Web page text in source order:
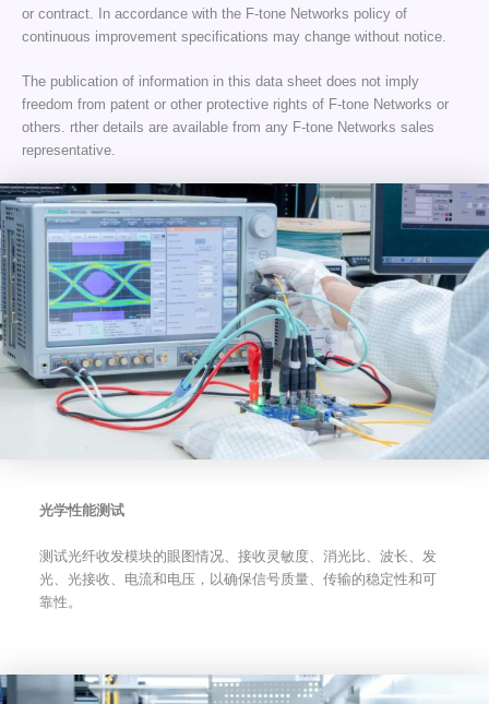
or contract. In accordance with the F-tone Networks policy of
continuous improvement specifications may change without notice.
The publication of information in this data sheet does not imply
freedom from patent or other protective rights of F-tone Networks or
others. rther details are available from any F-tone Networks sales
representative.
光学性能测试
测试光纤收发模块的眼图情况、接收灵敏度、消光比、波长、发
光、光接收、电流和电压，以确保信号质量、传输的稳定性和可
靠性。